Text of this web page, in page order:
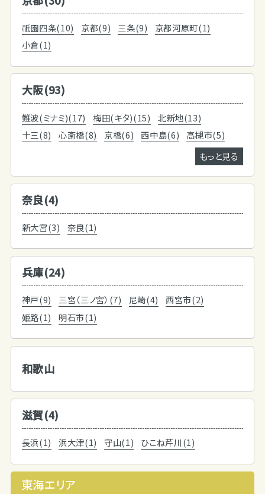
祇園四条(10) 京都(9) 三条(9)
京都河原町(1)
小倉(1)
大阪(93)
難波(ミナミ)(17) 梅田(キタ)(15)
北新地(13)
十三(8)
心斎橋(8) 京橋(6) 西中島(6)
高槻市(5)
もっと見る
奈良(4)
新大宮(3) 奈良(1)
兵庫(24)
神戸(9) 三宮（三ノ宮）(7) 尼崎(4)
西宮市(2)
姫路(1)
明石市(1)
和歌山
滋賀(4)
長浜(1) 浜大津(1) 守山(1) ひこね芹川(1)
東海エリア